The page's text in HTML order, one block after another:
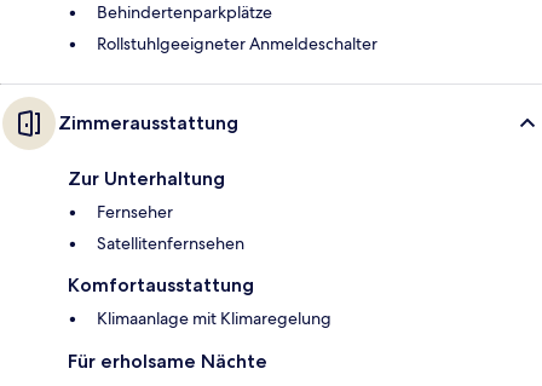
Behindertenparkplätze
Rollstuhlgeeigneter Anmeldeschalter
Zimmerausstattung
Zur Unterhaltung
Fernseher
Satellitenfernsehen
Komfortausstattung
Klimaanlage mit Klimaregelung
Für erholsame Nächte